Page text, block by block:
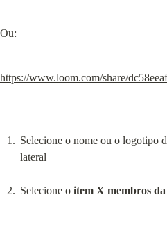
Ou:
https://www.loom.com/share/
Selecione o nome ou o logotipo
lateral
Selecione o item X membros